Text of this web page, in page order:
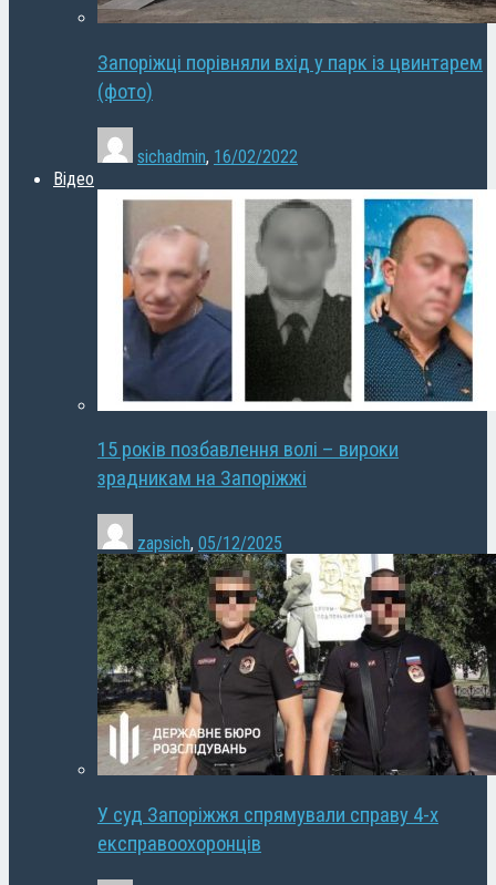
Запоріжці порівняли вхід у парк із цвинтарем
(фото)
sichadmin, 16/02/2022
Відео
15 років позбавлення волі – вироки
зрадникам на Запоріжжі
zapsich, 05/12/2025
У суд Запоріжжя спрямували справу 4-х
експравоохоронців